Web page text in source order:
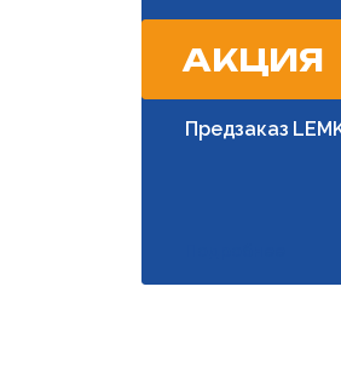
АКЦИЯ
Предзаказ